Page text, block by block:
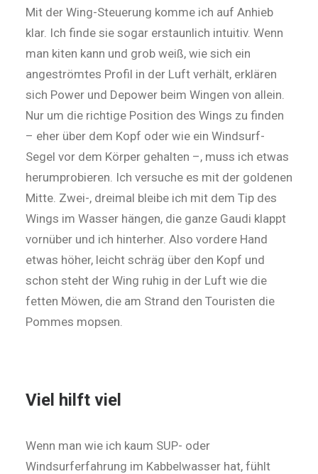
Mit der Wing-Steuerung komme ich auf Anhieb
klar. Ich finde sie sogar erstaunlich intuitiv. Wenn
man kiten kann und grob weiß, wie sich ein
angeströmtes Profil in der Luft verhält, erklären
sich Power und Depower beim Wingen von allein.
Nur um die richtige Position des Wings zu finden
– eher über dem Kopf oder wie ein Windsurf-
Segel vor dem Körper gehalten –, muss ich etwas
herumprobieren. Ich versuche es mit der goldenen
Mitte. Zwei-, dreimal bleibe ich mit dem Tip des
Wings im Wasser hängen, die ganze Gaudi klappt
vornüber und ich hinterher. Also vordere Hand
etwas höher, leicht schräg über den Kopf und
schon steht der Wing ruhig in der Luft wie die
fetten Möwen, die am Strand den Touristen die
Pommes mopsen.
Viel hilft viel
Wenn man wie ich kaum SUP- oder
Windsurferfahrung im Kabbelwasser hat, fühlt